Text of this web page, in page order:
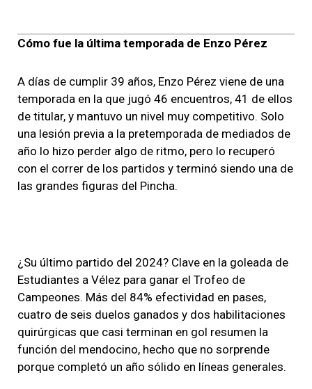
Cómo fue la última temporada de Enzo Pérez
A días de cumplir 39 años, Enzo Pérez viene de una
temporada en la que jugó 46 encuentros, 41 de ellos
de titular, y mantuvo un nivel muy competitivo. Solo
una lesión previa a la pretemporada de mediados de
año lo hizo perder algo de ritmo, pero lo recuperó
con el correr de los partidos y terminó siendo una de
las grandes figuras del Pincha.
¿Su último partido del 2024? Clave en la goleada de
Estudiantes a Vélez para ganar el Trofeo de
Campeones. Más del 84% efectividad en pases,
cuatro de seis duelos ganados y dos habilitaciones
quirúrgicas que casi terminan en gol resumen la
función del mendocino, hecho que no sorprende
porque completó un año sólido en líneas generales.